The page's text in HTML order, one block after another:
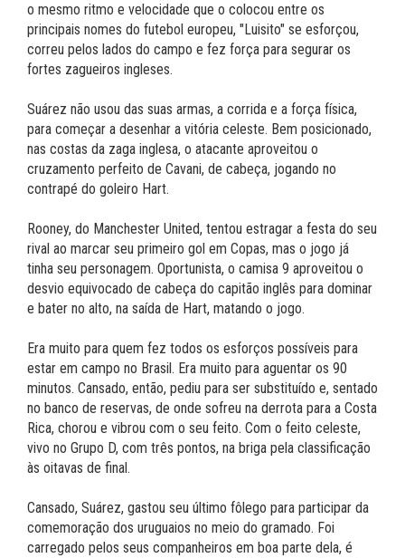
o mesmo ritmo e velocidade que o colocou entre os
principais nomes do futebol europeu, "Luisito" se esforçou,
correu pelos lados do campo e fez força para segurar os
fortes zagueiros ingleses.
Suárez não usou das suas armas, a corrida e a força física,
para começar a desenhar a vitória celeste. Bem posicionado,
nas costas da zaga inglesa, o atacante aproveitou o
cruzamento perfeito de Cavani, de cabeça, jogando no
contrapé do goleiro Hart.
Rooney, do Manchester United, tentou estragar a festa do seu
rival ao marcar seu primeiro gol em Copas, mas o jogo já
tinha seu personagem. Oportunista, o camisa 9 aproveitou o
desvio equivocado de cabeça do capitão inglês para dominar
e bater no alto, na saída de Hart, matando o jogo.
Era muito para quem fez todos os esforços possíveis para
estar em campo no Brasil. Era muito para aguentar os 90
minutos. Cansado, então, pediu para ser substituído e, sentado
no banco de reservas, de onde sofreu na derrota para a Costa
Rica, chorou e vibrou com o seu feito. Com o feito celeste,
vivo no Grupo D, com três pontos, na briga pela classificação
às oitavas de final.
Cansado, Suárez, gastou seu último fôlego para participar da
comemoração dos uruguaios no meio do gramado. Foi
carregado pelos seus companheiros em boa parte dela, é